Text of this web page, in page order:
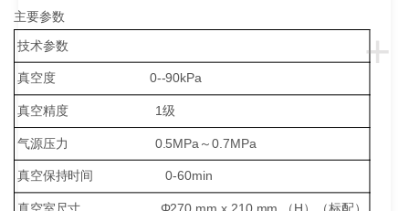
主要参数
+
技术参数
真空度 0--90kPa
真空精度 1级
气源压力 0.5MPa～0.7MPa
真空保持时间 0-60min